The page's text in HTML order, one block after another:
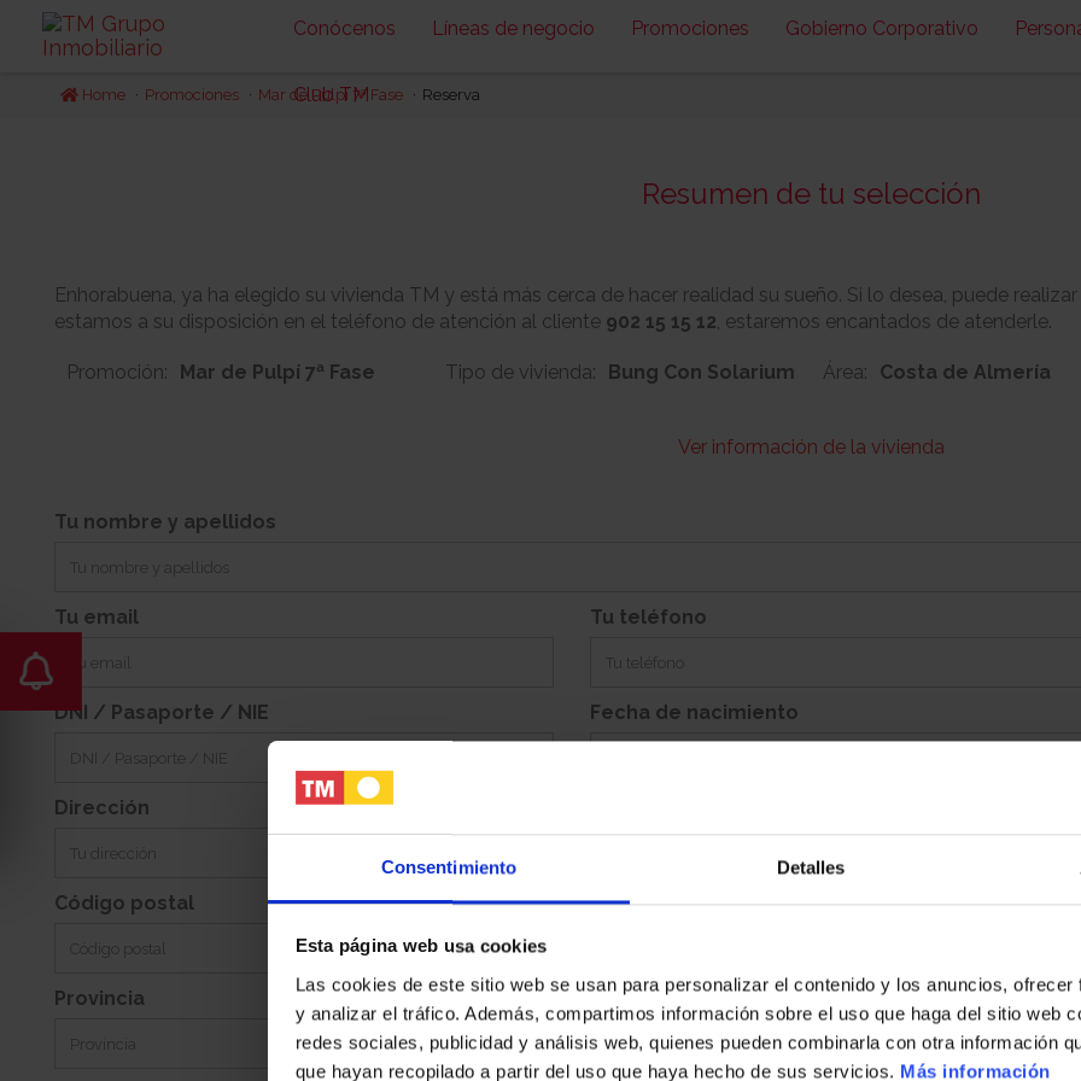
Consentimiento Detalles
Esta página web usa cookies
Las cookies de este sitio web se usan para personalizar el contenido y los anuncios,
y analizar el tráfico. Además, compartimos información sobre el uso que haga del sitio web
redes sociales, publicidad y análisis web, quienes pueden combinarla con otra información
que hayan recopilado a partir del uso que haya hecho de sus servicios. Más información
Conócenos Líneas de negocio Promociones Gobierno Corporativo
Club TM
Home Promociones Mar de Pulpí 7ª Fase Reserva
Resumen de tu selección
Enhorabuena, ya ha elegido su vivienda TM y está más cerca de hacer realidad su sueño. Si lo desea, puede
estamos a su disposición en el teléfono de atención al cliente 902 15 15 12, estaremos encantados de atenderle.
Promoción: Mar de Pulpí 7ª Fase Tipo de vivienda: Bung Con Solarium Área: Costa de Almería
Ver información de la vivienda
7A
Jardin: -
Tu nombre y apellidos
Tu email Tu teléfono
DNI / Pasaporte / NIE Fecha de nacimiento
Dirección
Código postal Población
Provincia País